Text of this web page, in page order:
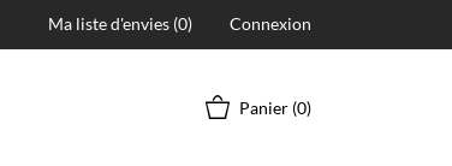
Ma liste d'envies (0) Connexion
Panier (0)